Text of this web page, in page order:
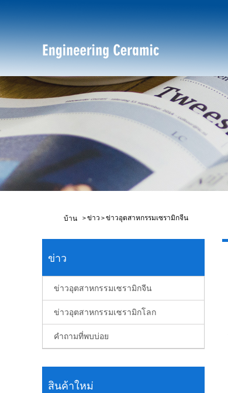
บ้าน >ข่าว >ข่าวอุตสาหกรรมเซรามิกจีน
ข่าว
ข่าวอุตสาหกรรมเซรามิกจีน
ข่าวอุตสาหกรรมเซรามิกโลก
คำถามที่พบบ่อย
สินค้าใหม่